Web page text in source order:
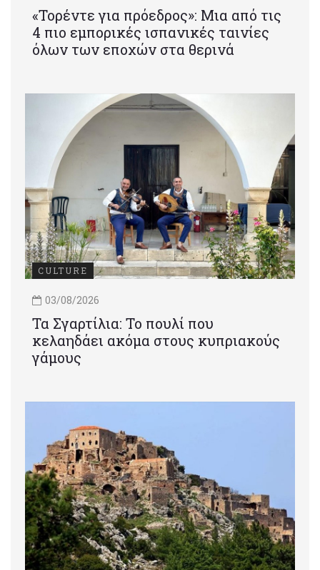
«Τορέντε για πρόεδρος»: Mια από τις
4 πιο εμπορικές ισπανικές ταινίες
όλων των εποχών στα θερινά
CULTURE
03/08/2026
Τα Σγαρτίλια: Το πουλί που
κελαηδάει ακόμα στους κυπριακούς
γάμους